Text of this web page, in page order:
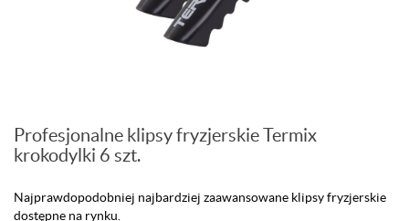
Profesjonalne klipsy fryzjerskie Termix
krokodylki 6 szt.
Najprawdopodobniej najbardziej zaawansowane klipsy fryzjerskie
dostępne na rynku.